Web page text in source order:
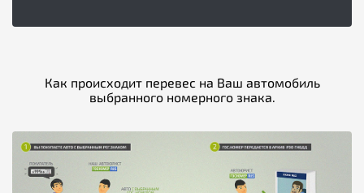
Как происходит перевес на Ваш автомобиль
выбранного номерного знака.